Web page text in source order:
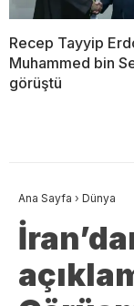
Recep Tayyip
Muhammed bin
görüştü
Ana Sayfa › Dünya